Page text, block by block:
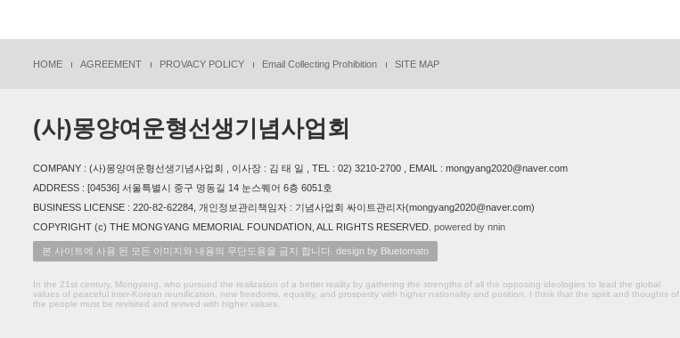
HOME AGREEMENT PROVACY POLICY Email Collecting Prohibition SITE MAP
(사)몽양여운형선생기념사업회
COMPANY : (사)몽양여운형선생기념사업회 , 이사장 : 김 태 일 , TEL : 02) 3210-2700 , EMAIL : mongyang2020@naver.com
ADDRESS : [04536] 서울특별시 중구 명동길 14 눈스퀘어 6층 6051호
BUSINESS LICENSE : 220-82-62284, 개인정보관리책임자 : 기념사업회 싸이트관리자(mongyang2020@naver.com)
COPYRIGHT (c) THE MONGYANG MEMORIAL FOUNDATION, ALL RIGHTS RESERVED. powered by nnin
본 사이트에 사용 된 모든 이미지와 내용의 무단도용을 금지 합니다. design by Bluetomato
In the 21st century, Mongyang, who pursued the realization of a better reality by gathering the strengths of all the opposing ideologies to lead the global
values of peaceful inter-Korean reunification, new freedoms, equality, and prosperity with higher nationality and position. I think that the spirit and thoughts of
the people must be revisited and revived with higher values.